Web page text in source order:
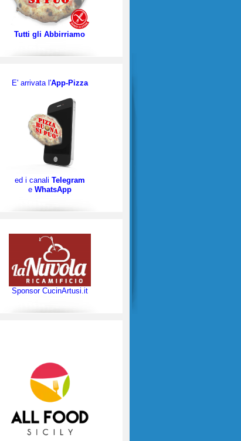
Tutti gli Abbirriamo
E' arrivata l'App-Pizza
ed i canali Telegram
e WhatsApp
Sponsor CucinArtusi.it